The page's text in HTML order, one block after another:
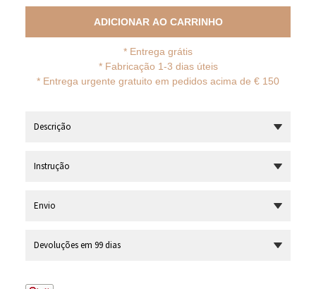
ADICIONAR AO CARRINHO
* Entrega grátis
* Fabricação 1-3 dias úteis
* Entrega urgente gratuito em pedidos acima de € 150
Descrição
Instrução
Envio
Devoluções em 99 dias